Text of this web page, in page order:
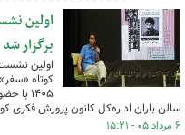
اولین
برگزار شد
اولین
۱۴۰۵
سالن باران اداره‌کل کانون پرورش فکری
۶ مرداد ۰۵ - ۱۵:۲۱